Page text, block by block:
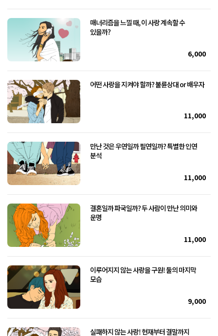
매너리즘을 느낄 때, 이 사랑 계속할 수
있을까?
6,000
어떤 사랑을 지켜야 할까? 불륜상대 or 배우자
11,000
만난 것은 우연일까 필연일까? 특별한 인연
분석
11,000
결혼일까 파국일까? 두 사람이 만난 의미와
운명
11,000
이루어지지 않는 사랑을 구원! 둘의 마지막
모습
9,000
실패하지 않는 사랑! 현재부터 결말까지